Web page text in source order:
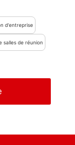
d'entreprise
salles de réunion